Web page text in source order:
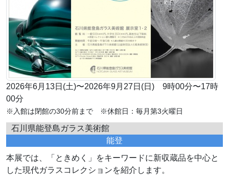
2026年6月13日(土)〜2026年9月27日(日) 9時00分〜17時
00分
※入館は閉館の30分前まで ※休館日：毎月第3火曜日
石川県能登島ガラス美術館
能登
本展では、「ときめく」をキーワードに新収蔵品を中心と
した現代ガラスコレクションを紹介します。